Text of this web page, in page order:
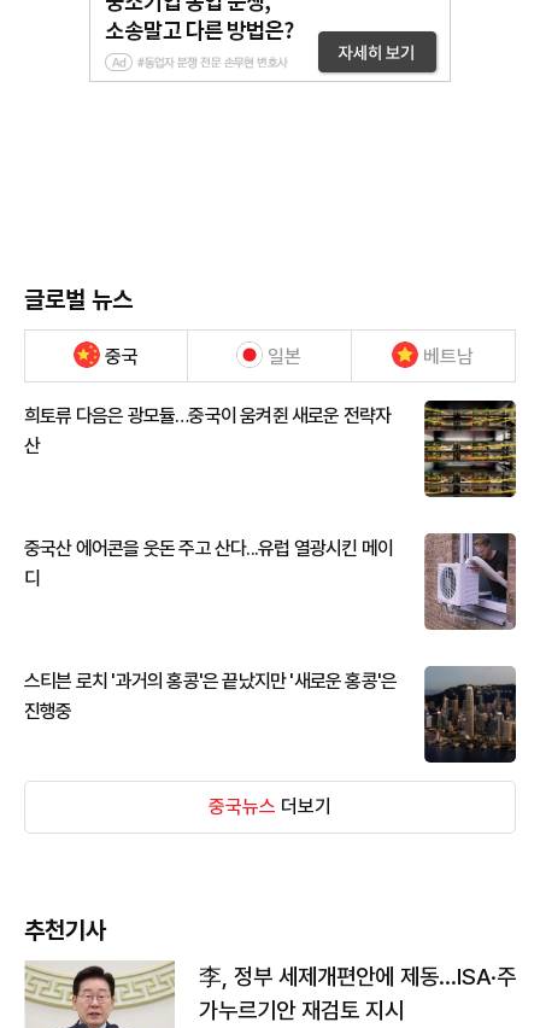
글로벌 뉴스
중국 일본 베트남
희토류 다음은 광모듈…중국이 움켜쥔 새로운 전략자
산
중국산 에어콘을 웃돈 주고 산다...유럽 열광시킨 메이
디
스티븐 로치 '과거의 홍콩'은 끝났지만 '새로운 홍콩'은
진행중
중국뉴스 더보기
추천기사
李, 정부 세제개편안에 제동…ISA·주
가누르기안 재검토 지시